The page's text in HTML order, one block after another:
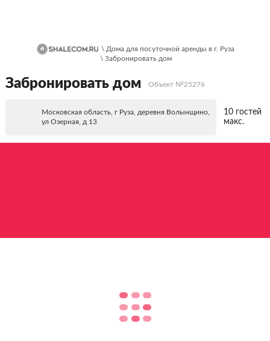
\ Дома для посуточной аренды в г. Руза
\ Забронировать дом
Забронировать дом Объект №25276
Московская область, г Руза, деревня Волынщино,
ул Озерная, д 13
10 гостей
макс.